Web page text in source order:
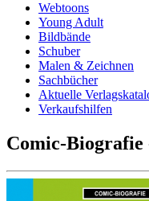
Webtoons
Young Adult
Bildbände
Schuber
Malen & Zeichnen
Sachbücher
Aktuelle
Verkaufshilfen
Comic-